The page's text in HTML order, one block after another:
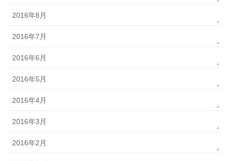
2016年8月
2016年7月
2016年6月
2016年5月
2016年4月
2016年3月
2016年2月